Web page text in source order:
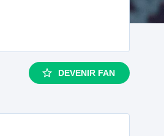
DEVENIR FAN